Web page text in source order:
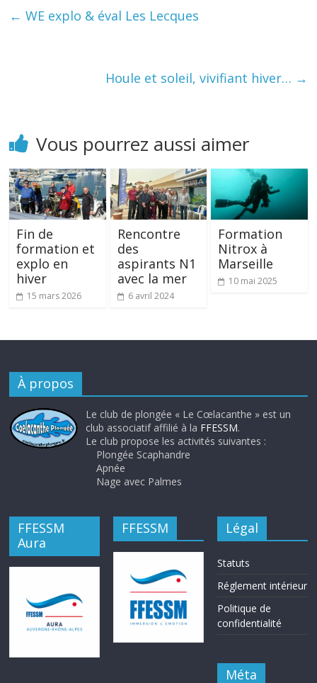
← WE explo & éval Les Lecques
Houle et soleil, vivifiant hiver… →
Vous pourrez aussi aimer
Fin de
formation et
explo en
hiver
15 mars 2026
Rencontre
des
aspirants N1
avec la mer
6 avril 2024
Formation
Nitrox à
Marseille
10 mai 2025
À propos
Le club de plongée « Le Cœlacanthe » est un
club associatif affilié à la FFESSM.
Le club propose les activités suivantes :
Plongée Scaphandre
Apnée
Nage avec Palmes
FFESSM
Aura
FFESSM Légal
Statuts
Réglement intérieur
Politique de
confidentialité
Méta